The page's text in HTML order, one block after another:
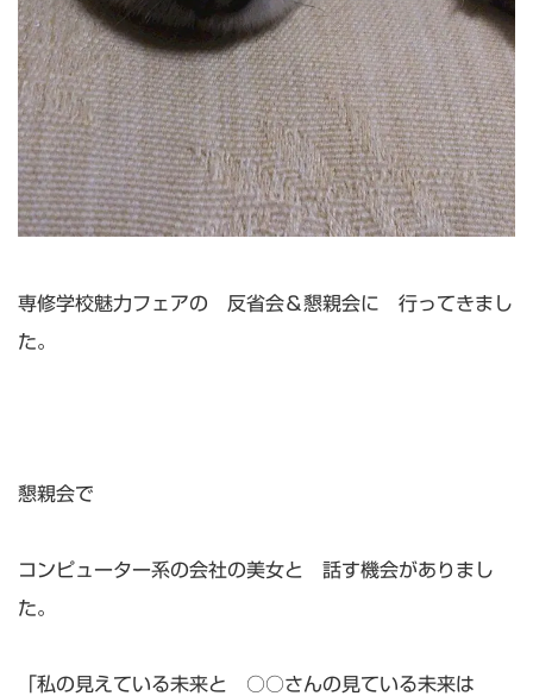
専修学校魅力フェアの 反省会＆懇親会に 行ってきまし
た。
懇親会で
コンピューター系の会社の美女と 話す機会がありまし
た。
「私の見えている未来と ○○さんの見ている未来は